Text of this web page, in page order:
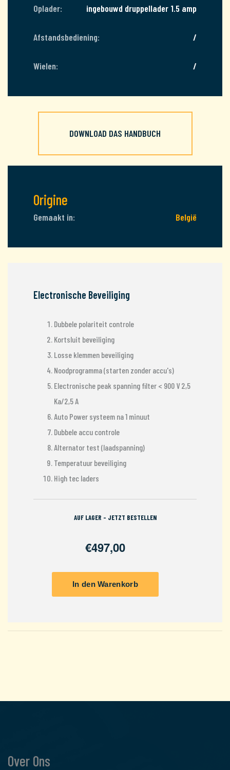
Oplader: ingebouwd druppellader 1.5 amp
Afstandsbediening: /
Wielen: /
DOWNLOAD DAS HANDBUCH
Origine
Gemaakt in: België
Electronische Beveiliging
Dubbele polariteit controle
Kortsluit beveiliging
Losse klemmen beveiliging
Noodprogramma (starten zonder accu's)
Electronische peak spanning filter < 900 V 2,5
Ka/2,5 A
Auto Power systeem na 1 minuut
Dubbele accu controle
Alternator test (laadspanning)
Temperatuur beveiliging
High tec laders
AUF LAGER - JETZT BESTELLEN
Over Ons